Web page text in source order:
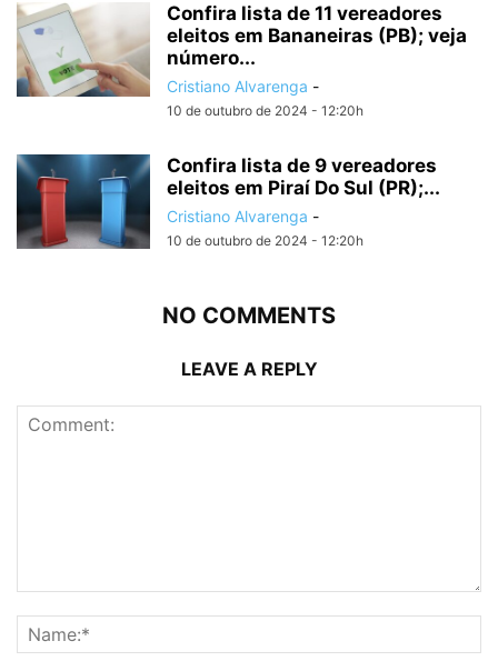
Confira lista de 11 vereadores
eleitos em Bananeiras (PB); veja
número...
Cristiano Alvarenga -
10 de outubro de 2024 - 12:20h
Confira lista de 9 vereadores
eleitos em Piraí Do Sul (PR);...
Cristiano Alvarenga -
10 de outubro de 2024 - 12:20h
NO COMMENTS
LEAVE A REPLY